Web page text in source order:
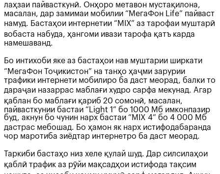
лаҳзаи пайвасткунӣ. Онҳоро метавон мустақилона,
масалан, дар замимаи мобилии “МегаФон Life” пайваст
намуд. Бастаҳои интернетии “MIX” аз тарофаи муштарӣ
вобаста набуда, ҳангоми ивази тарофа қатъ карда
намешаванд.
Бо интихоби яке аз бастаҳои нав муштарии ширкати
“МегаФон Тоҷикистон” на танҳо ҳаҷми зарурии
трафики интернети мобилиро ба даст меорад, балки то
дараҷаи назаррас маблағи худро сарфа мекунад. Агар
қаблан бо маблағи қариб 20 сомонӣ, масалан,
пайвасткунии бастаи “Light 1” бо 1000 Мб имконпазир
буд, акнун бо чунин нарх бастаи “MIX 4” бо 4 000 Мб
дастрас мебошад. Бо ҳамон як нарх истифодабаранда
чор маротиба зиёдтар интернетро ба даст меорад.
Таркиби бастаҳо низ хеле қулай шуд. Дар силсилаҳои
қаблӣ трафик аз рӯйи мақсадҳои истифода тақсим